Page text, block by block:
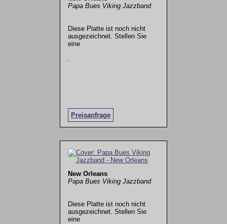
Papa Bues Viking Jazzband
Diese Platte ist noch nicht
ausgezeichnet. Stellen Sie
eine
Preisanfrage
New Orleans
Papa Bues Viking Jazzband
Diese Platte ist noch nicht
ausgezeichnet. Stellen Sie
eine